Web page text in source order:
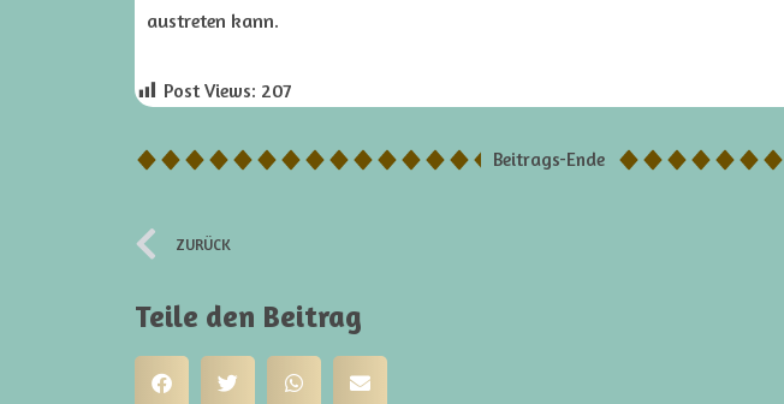
austreten kann.
Post Views: 207
Beitrags-Ende
ZURÜCK
Teile den Beitrag